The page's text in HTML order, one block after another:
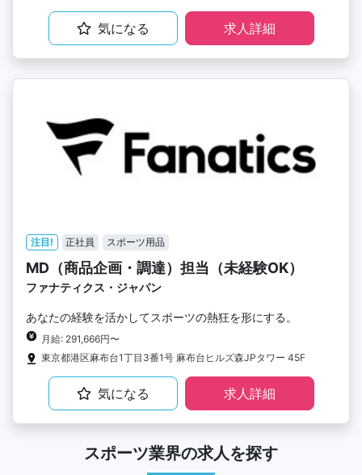
気になる 求人詳細
注目! 正社員 スポーツ用品
MD（商品企画・調達）担当（未経験OK）
ファナティクス・ジャパン
あなたの経験を活かしてスポーツの熱狂を形にする。
月給: 291,666円〜
東京都港区麻布台1丁目3番1号 麻布台ヒルズ森JPタワー 45F
気になる 求人詳細
スポーツ業界の求人を探す